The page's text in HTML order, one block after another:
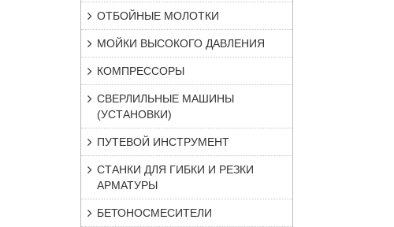
ОТБОЙНЫЕ МОЛОТКИ
МОЙКИ ВЫСОКОГО ДАВЛЕНИЯ
КОМПРЕССОРЫ
СВЕРЛИЛЬНЫЕ МАШИНЫ
(УСТАНОВКИ)
ПУТЕВОЙ ИНСТРУМЕНТ
СТАНКИ ДЛЯ ГИБКИ И РЕЗКИ
АРМАТУРЫ
БЕТОНОСМЕСИТЕЛИ